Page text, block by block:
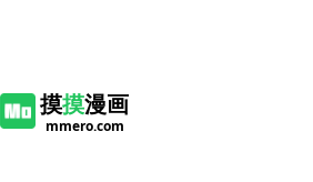
摸摸漫画
mmero.com